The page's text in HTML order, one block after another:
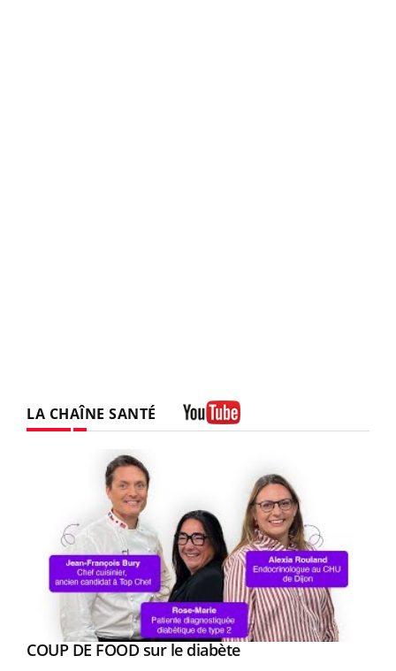
LA CHAÎNE SANTÉ
Youtube
COUP DE FOOD sur le diabèteYoutube
Youtube
Quand l’entreprise mise sur le bien être global